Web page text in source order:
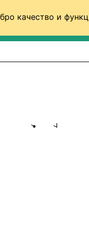
качество и